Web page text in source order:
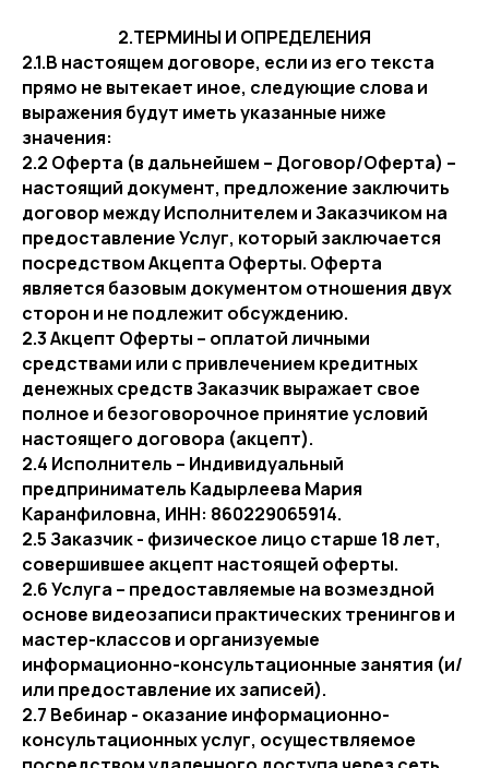
2.ТЕРМИНЫ И ОПРЕДЕЛЕНИЯ
2.1.В настоящем договоре, если из его текста
прямо не вытекает иное, следующие слова и
выражения будут иметь указанные ниже
значения:
2.2 Оферта (в дальнейшем – Договор/Оферта) –
настоящий документ, предложение заключить
договор между Исполнителем и Заказчиком на
предоставление Услуг, который заключается
посредством Акцепта Оферты. Оферта
является базовым документом отношения двух
сторон и не подлежит обсуждению.
2.3 Акцепт Оферты – оплатой личными
средствами или с привлечением кредитных
денежных средств Заказчик выражает свое
полное и безоговорочное принятие условий
настоящего договора (акцепт).
2.4 Исполнитель – Индивидуальный
предприниматель Кадырлеева Мария
Каранфиловна, ИНН: 860229065914.
2.5 Заказчик - физическое лицо старше 18 лет,
совершившее акцепт настоящей оферты.
2.6 Услуга – предоставляемые на возмездной
основе видеозаписи практических тренингов и
мастер-классов и организуемые
информационно-консультационные занятия (и/
или предоставление их записей).
2.7 Вебинар - оказание информационно-
консультационных услуг, осуществляемое